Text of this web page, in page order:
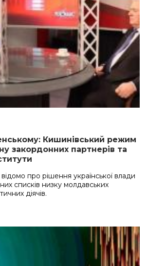
Кишинівський режим
закордонних партнерів та
про рішення української влади
списків низку молдавських
діячів.